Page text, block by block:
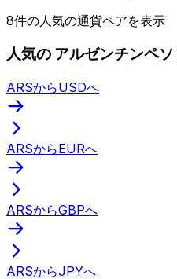
8件の人気の通貨ペアを表示
人気の アルゼンチンペ
ARSからUSDへ
ARSからEURへ
ARSからGBPへ
ARSからJPYへ